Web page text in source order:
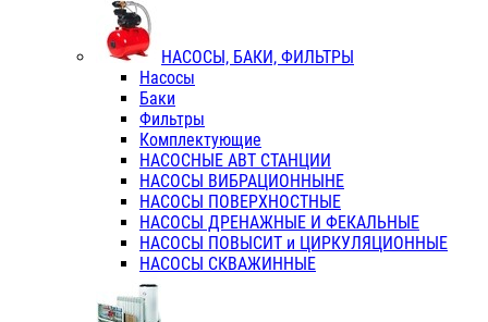
НАСОСЫ, БАКИ, ФИЛЬТРЫ
Насосы
Баки
Фильтры
Комплектующие
НАСОСНЫЕ АВТ СТАНЦИИ
НАСОСЫ ВИБРАЦИОННЫНЕ
НАСОСЫ ПОВЕРХНОСТНЫЕ
НАСОСЫ ДРЕНАЖНЫЕ И ФЕКАЛЬНЫЕ
НАСОСЫ ПОВЫСИТ и ЦИРКУЛЯЦИОННЫЕ
НАСОСЫ СКВАЖИННЫЕ